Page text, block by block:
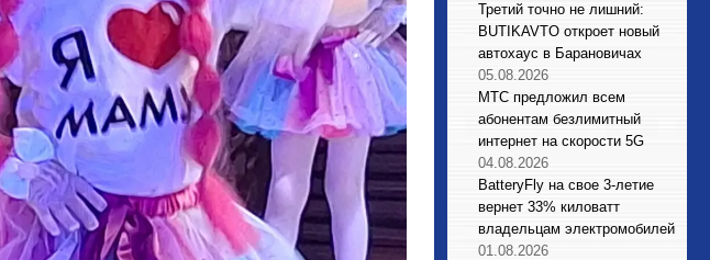
Третий точно не лишний:
BUTIKAVTO откроет новый
автохаус в Барановичах
05.08.2026
МТС предложил всем
абонентам безлимитный
интернет на скорости 5G
04.08.2026
BatteryFly на свое 3-летие
вернет 33% киловатт
владельцам электромобилей
01.08.2026